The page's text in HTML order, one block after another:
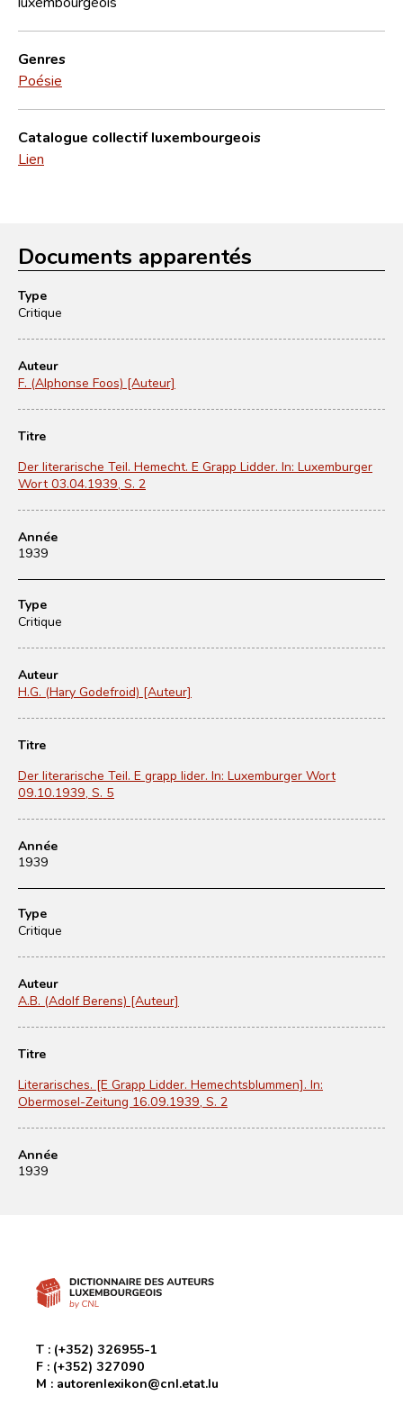
Genres
Poésie
Catalogue collectif luxembourgeois
Lien
Documents apparentés
Type
Critique
Auteur
F. (Alphonse Foos) [Auteur]
Titre
Der literarische Teil. Hemecht. E Grapp Lidder. In: Luxemburger
Wort 03.04.1939, S. 2
Année
1939
Type
Critique
Auteur
H.G. (Hary Godefroid) [Auteur]
Titre
Der literarische Teil. E grapp lider. In: Luxemburger Wort
09.10.1939, S. 5
Année
1939
Type
Critique
Auteur
A.B. (Adolf Berens) [Auteur]
Titre
Literarisches. [E Grapp Lidder. Hemechtsblummen]. In:
Obermosel-Zeitung 16.09.1939, S. 2
Année
1939
T : (+352) 326955-1
F : (+352) 327090
M : autorenlexikon@cnl.etat.lu